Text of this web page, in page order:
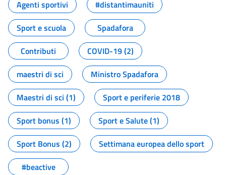
Agenti sportivi
#distantimauniti
Sport e scuola
Spadafora
Contributi
COVID-19 (2)
maestri di sci
Ministro Spadafora
Maestri di sci (1)
Sport e periferie 2018
Sport bonus (1)
Sport e Salute (1)
Sport Bonus (2)
Settimana europea dello sport
#beactive